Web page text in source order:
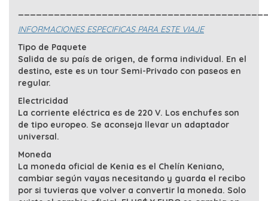
INFORMACIONES ESPECIFICAS PARA ESTE VIAJE
Tipo de Paquete
Salida de su país de origen, de forma individual. En el
destino, este es un tour Semi-Privado con paseos en
regular.
Electricidad
La corriente eléctrica es de 220 V. Los enchufes son
de tipo europeo. Se aconseja llevar un adaptador
universal.
Moneda
La moneda oficial de Kenia es el Chelín Keniano,
cambiar según vayas necesitando y guarda el recibo
por si tuvieras que volver a convertir la moneda. Solo